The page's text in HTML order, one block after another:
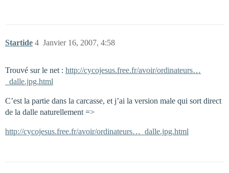
Startide Janvier 16, 2007, 4:58
4
Trouvé sur le net : http://cycojesus.free.fr/avoir/ordinateurs…
_dalle.jpg.html
C’est la partie dans la carcasse, et j’ai la version male qui sort direct
de la dalle naturellement =>
http://cycojesus.free.fr/avoir/ordinateurs…_dalle.jpg.html